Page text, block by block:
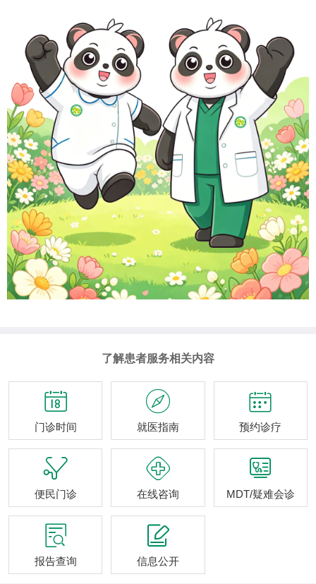
了解患者服务相关内容

门诊时间

就医指南

预约诊疗

便民门诊

在线咨询

MDT/疑难会诊

报告查询

信息公开